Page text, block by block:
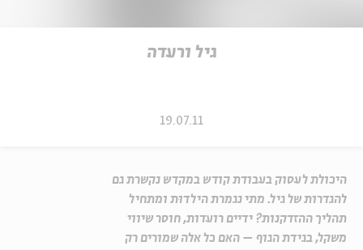
גיל ורעדה
19.07.11
היכולת לעסוק בעבודת קודש במקדש נקשרת גם
להגדרות של גיל. מתי נגמרת הילדוּת ומתחיל
תהליך ההזדקנות? ידיים רועדות, חוסר שיווי
משקל, בגידת הגוף – האם כל אלה שמורים רק